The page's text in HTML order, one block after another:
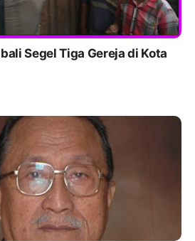
Segel Tiga Gereja di Kota